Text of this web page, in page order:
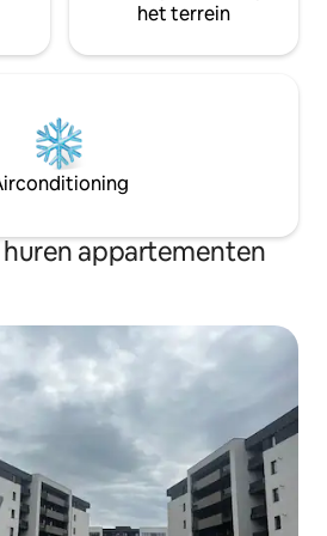
het terrein
appartementen